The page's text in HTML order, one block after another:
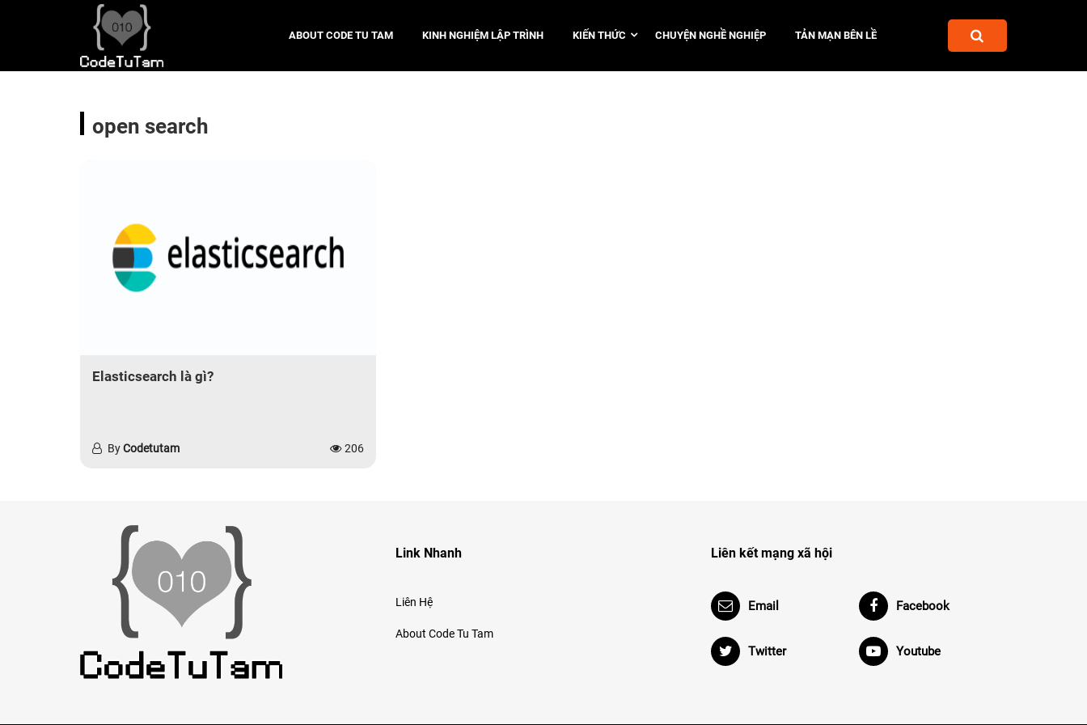
ABOUT CODE TU TAM KINH NGHIỆM LẬP TRÌNH KIẾN THỨC CHUYỆN NGHỀ NGHIỆP TẢN MẠN BÊN LỀ
open search
Elasticsearch là gì?
ByCodetutam 206
Link Nhanh
Liên Hệ
About Code Tu Tam
Liên kết mạng xã hội
Email Facebook
Twitter Youtube